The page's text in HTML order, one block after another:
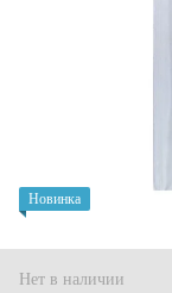
Новинка
Нет в наличии